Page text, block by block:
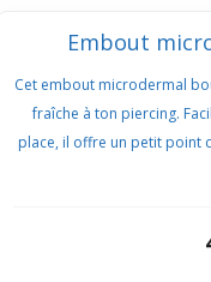
Embout
Cet embout microdermal
fraîche à ton piercing.
place, il offre un petit point